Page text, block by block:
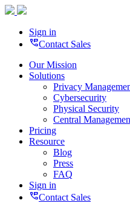
Sign in
perm_phone_msgContact Sales
Our Mission
Solutions
Privacy
Cybersecurity
Physical Security
Central
Pricing
Resource
Blog
Press
FAQ
Sign in
perm_phone_msgContact Sales